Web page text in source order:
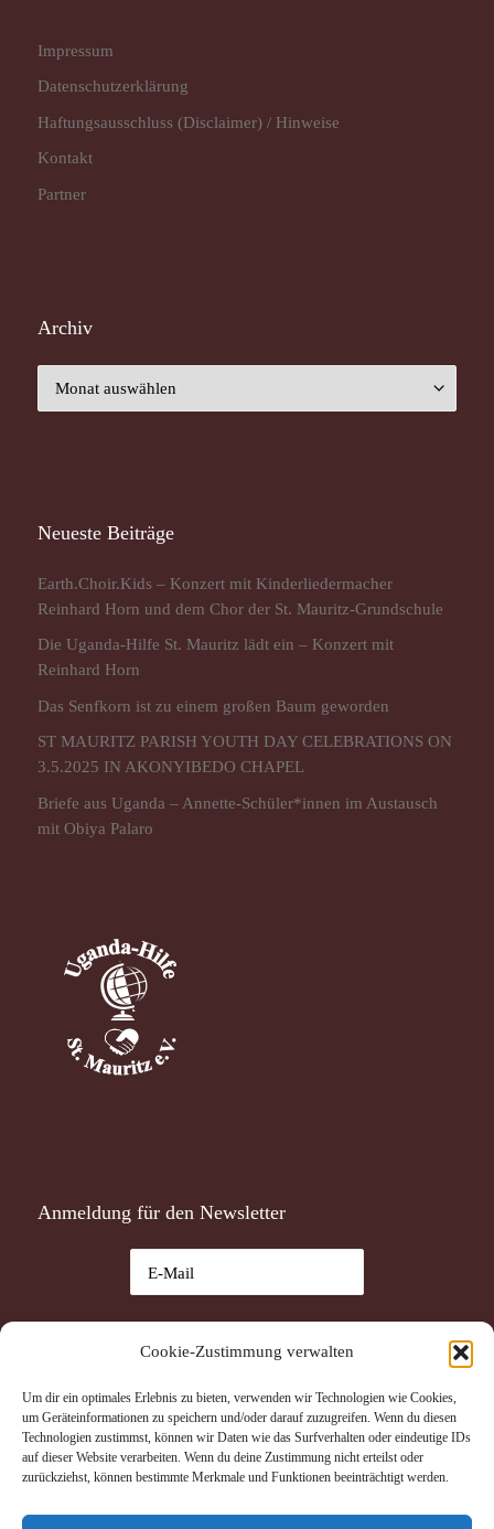
Cookie-Zustimmung verwalten
Um dir ein optimales Erlebnis zu bieten, verwenden wir Technologien wie Cookies,
um Geräteinformationen zu speichern und/oder darauf zuzugreifen. Wenn du diesen
Technologien zustimmst, können wir Daten wie das Surfverhalten oder eindeutige IDs
auf dieser Website verarbeiten. Wenn du deine Zustimmung nicht erteilst oder
zurückziehst, können bestimmte Merkmale und Funktionen beeinträchtigt werden.
Impressum
Datenschutz­erklärung
Haftungsausschluss (Disclaimer) / Hinweise
Kontakt
Partner
Archiv
Neueste Beiträge
Earth.Choir.Kids – Konzert mit Kinderliedermacher
Reinhard Horn und dem Chor der St. Mauritz-Grundschule
Die Uganda-Hilfe St. Mauritz lädt ein – Konzert mit
Reinhard Horn
Das Senfkorn ist zu einem großen Baum geworden
ST MAURITZ PARISH YOUTH DAY CELEBRATIONS ON
3.5.2025 IN AKONYIBEDO CHAPEL
Briefe aus Uganda – Annette-Schüler*innen im Austausch
mit Obiya Palaro
Anmeldung für den Newsletter
Ich habe dieDatenschutzerklärunggelesen und akzeptiere
Datenschutzerklärung
Ich akzeptiere die Datenschutzerklärung.